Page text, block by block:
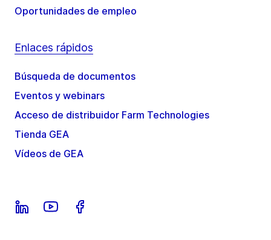
Oportunidades de empleo
Enlaces rápidos
Búsqueda de documentos
Eventos y webinars
Acceso de distribuidor Farm Technologies
Tienda GEA
Vídeos de GEA